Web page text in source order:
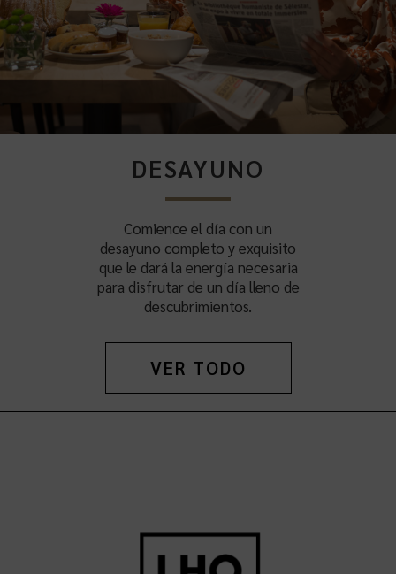
DESAYUNO
Comience el día con un
desayuno completo y exquisito
que le dará la energía necesaria
para disfrutar de un día lleno de
descubrimientos.
VER TODO